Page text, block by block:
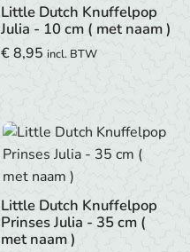
Little Dutch Knuffelpop
Julia - 10 cm ( met naam )
€8,95 incl. BTW
Little Dutch Knuffelpop
Prinses Julia - 35 cm (
met naam )